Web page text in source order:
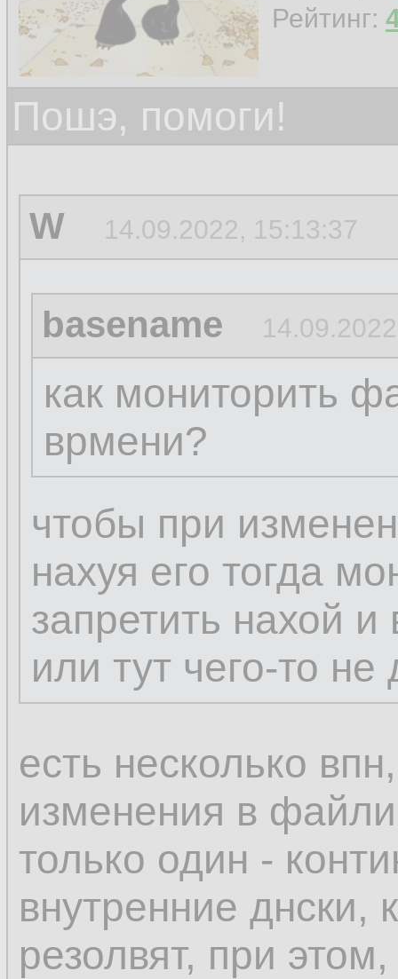
права настрой
Рейтинг:
Пошэ, помоги!
W 14.09.2022, 15:13:37
basename
как мониторить
врмени?
чтобы при
нахуя его тогда
запретить нахой и
или тут чего-то не
есть несколько
изменения в
только один -
внутренние днски,
резолвят, при